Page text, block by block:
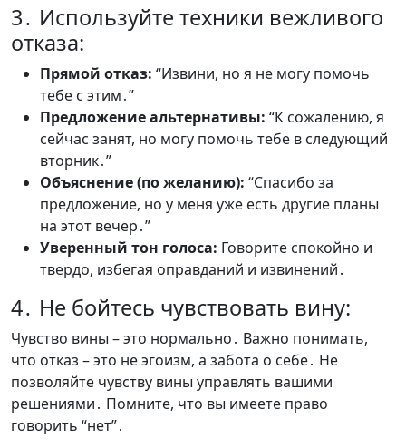
3․ Используйте техники вежливого
отказа:
Прямой отказ: “Извини, но я не могу помочь
тебе с этим․”
Предложение альтернативы: “К сожалению, я
сейчас занят, но могу помочь тебе в следующий
вторник․”
Объяснение (по желанию): “Спасибо за
предложение, но у меня уже есть другие планы
на этот вечер․”
Уверенный тон голоса: Говорите спокойно и
твердо, избегая оправданий и извинений․
4․ Не бойтесь чувствовать вину:
Чувство вины – это нормально․ Важно понимать,
что отказ – это не эгоизм, а забота о себе․ Не
позволяйте чувству вины управлять вашими
решениями․ Помните, что вы имеете право
говорить “нет”․